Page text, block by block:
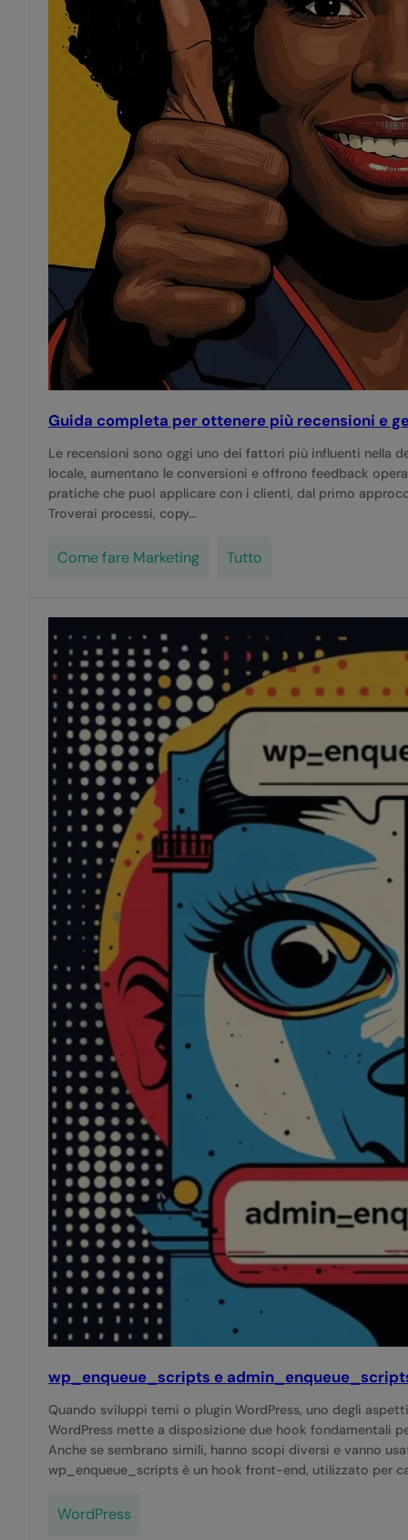
Guida completa per ottenere più recensioni e
Le recensioni sono oggi uno dei fattori più influenti nella
locale, aumentano le conversioni e offrono feedback
pratiche che puoi applicare con i clienti, dal primo
Troverai processi, copy…
Come fare Marketing Tutto
wp_enqueue_scripts e
Quando sviluppi temi o plugin WordPress, uno degli
WordPress mette a disposizione due hook fondamentali
Anche se sembrano simili, hanno scopi diversi e vanno
wp_enqueue_scripts è un hook front-end, utilizzato per
WordPress